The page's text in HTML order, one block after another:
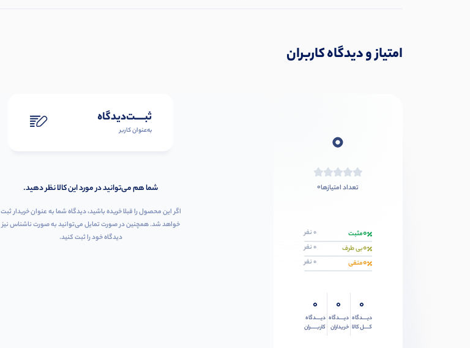
امتیاز و دیدگاه کاربران
0
تعداد امتیازها0
0مثبت 0 نفر
0بی طرف 0 نفر
0منفی 0 نفر
0
دیــــدگاه
کــــل کالا
0
دیــــدگاه
خریداران
0
دیــــدگاه
کاربـــــران
ثبـــــت‌دیدگاه
به‌عنوان کاربر
شما هم می‌توانید در مورد این کالا نظر دهید.
اگر این محصول را قبلا خریده باشید، دیدگاه شما به عنوان خریدار ثبت
خواهد شد. همچنین در صورت تمایل می‌توانید به صورت ناشناس نیز
دیدگاه خود را ثبت کنید.